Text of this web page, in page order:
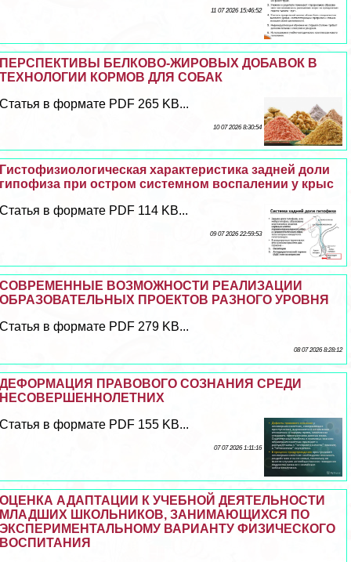
11 07 2026 15:46:52
ПЕРСПЕКТИВЫ БЕЛКОВО-ЖИРОВЫХ ДОБАВОК В
ТЕХНОЛОГИИ КОРМОВ ДЛЯ СОБАК
Статья в формате PDF 265 KB...
10 07 2026 8:30:54
Гистофизиологическая хаpaктеристика задней доли
гипофиза при остром системном воспалении у крыс
Статья в формате PDF 114 KB...
09 07 2026 22:59:53
СОВРЕМЕННЫЕ ВОЗМОЖНОСТИ РЕАЛИЗАЦИИ
ОБРАЗОВАТЕЛЬНЫХ ПРОЕКТОВ РАЗНОГО УРОВНЯ
Статья в формате PDF 279 KB...
08 07 2026 8:28:12
ДЕФОРМАЦИЯ ПРАВОВОГО СОЗНАНИЯ СРЕДИ
НЕСОВЕРШЕННОЛЕТНИХ
Статья в формате PDF 155 KB...
07 07 2026 1:11:16
ОЦЕНКА АДАПТАЦИИ К УЧЕБНОЙ ДЕЯТЕЛЬНОСТИ
МЛАДШИХ ШКОЛЬНИКОВ, ЗАНИМАЮЩИХСЯ ПО
ЭКСПЕРИМЕНТАЛЬНОМУ ВАРИАНТУ ФИЗИЧЕСКОГО
ВОСПИТАНИЯ